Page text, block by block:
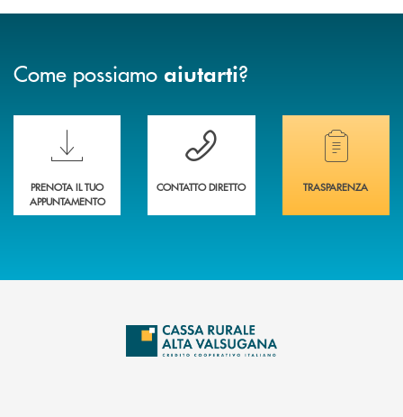
Come possiamo aiutarti?
Scopri le funzionalità della nuova PRENOTA BANCA
PRENOTA IL TUO
APPUNTAMENTO
Hai bisogno di assistenza immediata?
CONTATTO DIRETTO
Hai bisogno di
TRASPARENZA